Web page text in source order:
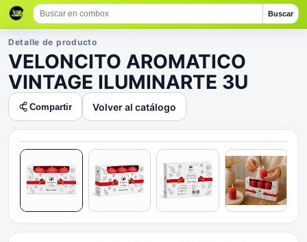
Buscar
Detalle de producto
VELONCITO AROMATICO
VINTAGE ILUMINARTE 3U
Compartir Volver al catálogo